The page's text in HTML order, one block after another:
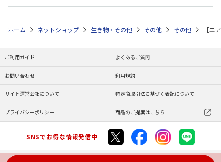
ホーム ネットショップ 生き物・その他 その他 その他 【
ご利用ガイド よくあるご質問
お問い合わせ 利用規約
サイト運営会社について 特定商取引法に基づく表記について
プライバシーポリシー 商品のご提案はこちら
SNSでお得な情報発信中